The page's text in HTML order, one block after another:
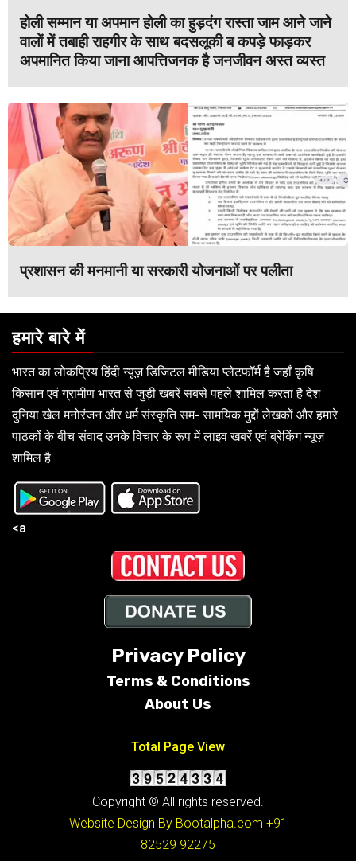
होली सम्मान या अपमान होली का हुड़दंग रास्ता जाम आने जाने
वालों में तबाही राहगीर के साथ बदसलूकी ब कपड़े फाड़कर
अपमानित किया जाना आपत्तिजनक है जनजीवन अस्त व्यस्त
प्रशासन की मनमानी या सरकारी योजनाओं पर पलीता
हमारे बारे में
भारत का लोकप्रिय हिंदी न्यूज़ डिजिटल मीडिया प्लेटफॉर्म है जहाँ कृषि
किसान एवं ग्रामीण भारत से जुड़ी खबरें सबसे पहले शामिल करता है देश
दुनिया खेल मनोरंजन और धर्म संस्कृति सम- सामयिक मुद्दों लेखकों और हमारे
पाठकों के बीच संवाद उनके विचार के रूप में लाइव खबरें एवं ब्रेकिंग न्यूज़
शामिल है
<a
Privacy Policy
Terms & Conditions
About Us
Total Page View
Copyright © All rights reserved.
Website Design By Bootalpha.com +91
82529 92275